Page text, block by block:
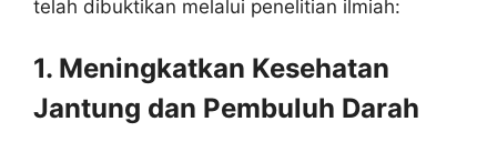
telah dibuktikan melalui penelitian ilmiah:
1. Meningkatkan Kesehatan
Jantung dan Pembuluh Darah